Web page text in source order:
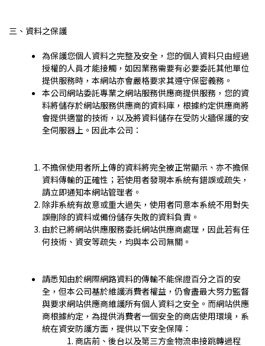
三、資料之保護
為保護您個人資料之完整及安全，您的個人資料只由經過
授權的人員才能接觸，如因業務需要有必要委託其他單位
提供服務時，本網站亦會嚴格要求其遵守保密義務。
本公司網站委託專業之網站服務供應商提供服務，您的資
料將儲存於網站服務供應商的資料庫，根據約定供應商將
會提供適當的技術，以及將資料儲存在受防火牆保護的安
全伺服器上。因此本公司：
不擔保使用者所上傳的資料將完全被正常顯示、亦不擔保
資料傳輸的正確性；若使用者發現本系統有錯誤或疏失，
請立即通知本網站管理者。
除非系統有故意或重大過失，使用者同意本系統不用對失
誤刪除的資料或備份儲存失敗的資料負責。
由於已將網站供應服務委託網站供應商處理，因此若有任
何技術、資安等疏失，均與本公司無關。
請悉知由於網際網路資料的傳輸不能保證百分之百的安
全，但本公司基於維護消費者權益，仍會盡最大努力監督
與要求網站供應商維護所有個人資料之安全。而網站供應
商根據約定，為提供消費者一個安全的商店使用環境，系
統在資安防護方面，提供以下安全保障：
商店前、後台以及第三方金物流串接跳轉過程